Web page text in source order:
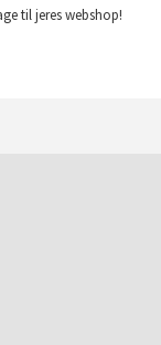
til jeres webshop!